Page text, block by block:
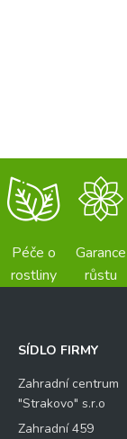
Péče o
rostliny
Garance
růstu
SÍDLO FIRMY
Zahradní centrum
"Strakovo" s.r.o
Zahradní 459